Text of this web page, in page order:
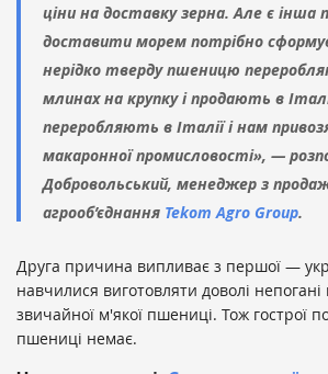
ціни на доставку зерна. Але є
доставити морем потрібно
нерідко тверду пшеницю
млинах на крупку і продають в
переробляють в Італії і нам
макаронної промисловості», —
Добровольський, менеджер з
агрооб’єднання Tekom Agro Group.
Друга причина випливає з першої —
навчилися виготовляти доволі непогані
звичайної м'якої пшениці. Тож гострої
пшениці немає.